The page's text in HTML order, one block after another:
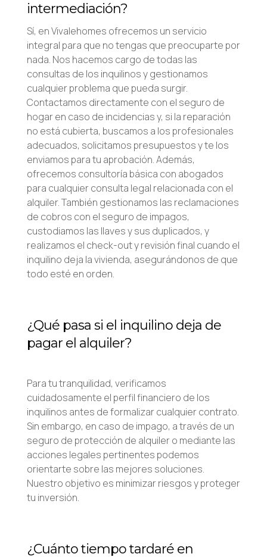
intermediación?
Sí, en Vivalehomes ofrecemos un servicio
integral para que no tengas que preocuparte por
nada. Nos hacemos cargo de todas las
consultas de los inquilinos y gestionamos
cualquier problema que pueda surgir.
Contactamos directamente con el seguro de
hogar en caso de incidencias y, si la reparación
no está cubierta, buscamos a los profesionales
adecuados, solicitamos presupuestos y te los
enviamos para tu aprobación. Además,
ofrecemos consultoría básica con abogados
para cualquier consulta legal relacionada con el
alquiler. También gestionamos las reclamaciones
de cobros con el seguro de impagos,
custodiamos las llaves y sus duplicados, y
realizamos el check-out y revisión final cuando el
inquilino deja la vivienda, asegurándonos de que
todo esté en orden.
¿Qué pasa si el inquilino deja de
pagar el alquiler?
Para tu tranquilidad, verificamos
cuidadosamente el perfil financiero de los
inquilinos antes de formalizar cualquier contrato.
Sin embargo, en caso de impago, a través de un
seguro de protección de alquiler o mediante las
acciones legales pertinentes podemos
orientarte sobre las mejores soluciones.
Nuestro objetivo es minimizar riesgos y proteger
tu inversión.
¿Cuánto tiempo tardaré en